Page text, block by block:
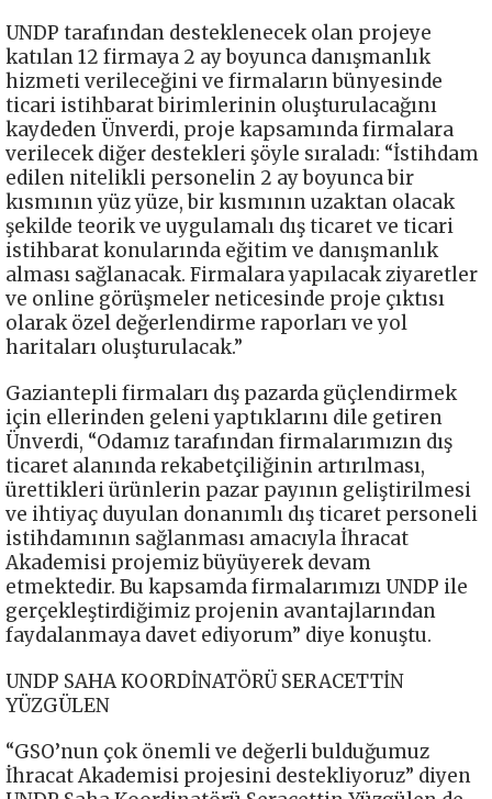
UNDP tarafından desteklenecek olan projeye
katılan 12 firmaya 2 ay boyunca danışmanlık
hizmeti verileceğini ve firmaların bünyesinde
ticari istihbarat birimlerinin oluşturulacağını
kaydeden Ünverdi, proje kapsamında firmalara
verilecek diğer destekleri şöyle sıraladı: “İstihdam
edilen nitelikli personelin 2 ay boyunca bir
kısmının yüz yüze, bir kısmının uzaktan olacak
şekilde teorik ve uygulamalı dış ticaret ve ticari
istihbarat konularında eğitim ve danışmanlık
alması sağlanacak. Firmalara yapılacak ziyaretler
ve online görüşmeler neticesinde proje çıktısı
olarak özel değerlendirme raporları ve yol
haritaları oluşturulacak.”
Gaziantepli firmaları dış pazarda güçlendirmek
için ellerinden geleni yaptıklarını dile getiren
Ünverdi, “Odamız tarafından firmalarımızın dış
ticaret alanında rekabetçiliğinin artırılması,
ürettikleri ürünlerin pazar payının geliştirilmesi
ve ihtiyaç duyulan donanımlı dış ticaret personeli
istihdamının sağlanması amacıyla İhracat
Akademisi projemiz büyüyerek devam
etmektedir. Bu kapsamda firmalarımızı UNDP ile
gerçekleştirdiğimiz projenin avantajlarından
faydalanmaya davet ediyorum” diye konuştu.
UNDP SAHA KOORDİNATÖRÜ SERACETTİN
YÜZGÜLEN
“GSO’nun çok önemli ve değerli bulduğumuz
İhracat Akademisi projesini destekliyoruz” diyen